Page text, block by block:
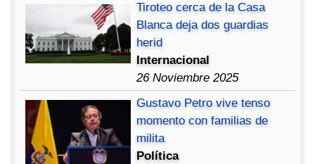
Tiroteo cerca de la Casa
Blanca deja dos guardias
herid
Internacional
26 Noviembre 2025
Gustavo Petro vive tenso
momento con familias de
milita
Política